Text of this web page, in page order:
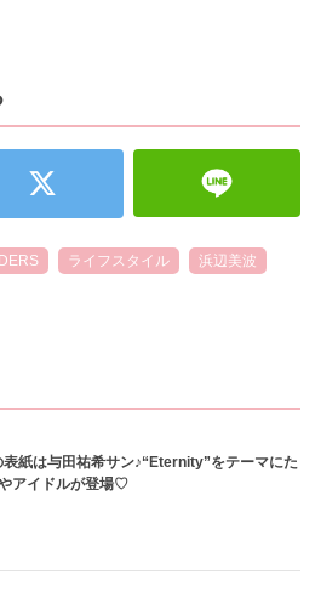
ライフスタイル 浜辺美波
表紙は与田祐希サン♪“Eternity”をテーマにた
アイドルが登場♡